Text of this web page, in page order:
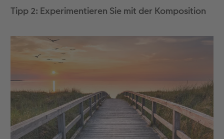
Tipp 2: Experimentieren Sie mit der Komposition